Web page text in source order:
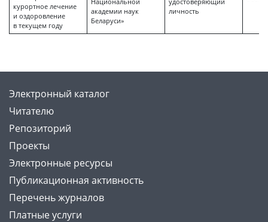
курортное лечение
и оздоровление
в текущем году
академии наук
Беларуси»
личность
Электронный каталог
Читателю
Репозиторий
Проекты
Электронные ресурсы
Публикационная активность
Перечень журналов
Платные услуги